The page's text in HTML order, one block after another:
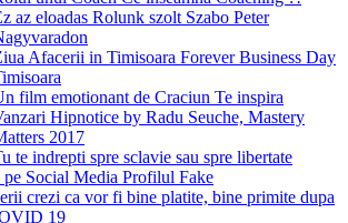
az eloadas Rolunk szolt Szabo Peter
Afacerii in Timisoara Forever Business Day
film emotionant de Craciun Te inspira
Hipnotice by Radu Seuche, Mastery
2017
te indrepti spre sclavie sau spre libertate
pe Social Media Profilul Fake
crezi ca vor fi bine platite, bine primite dupa
19